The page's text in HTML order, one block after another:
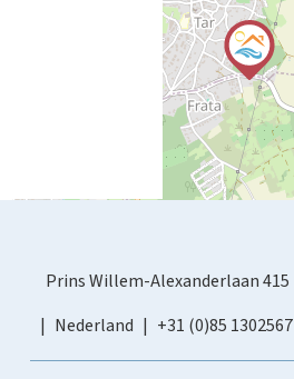
Prins Willem-Alexanderlaan 415
Nederland
+31 (0)85 1302567